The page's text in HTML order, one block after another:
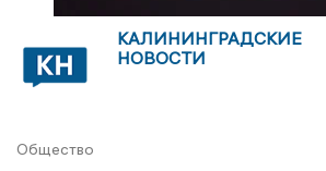
КАЛИНИНГРАДСКИЕ
НОВОСТИ
Общество